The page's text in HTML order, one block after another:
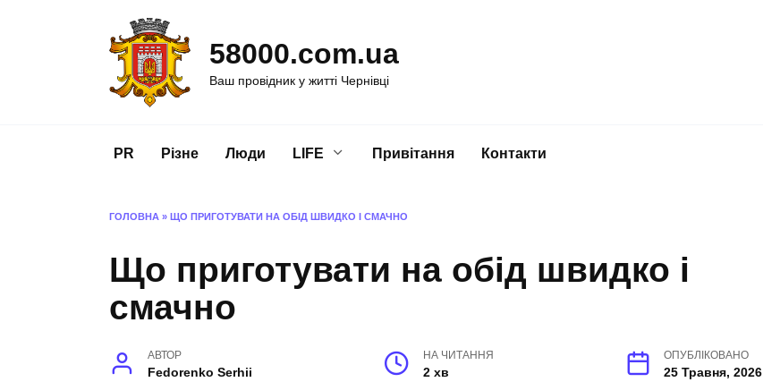
58000.com.ua
Ваш провідник у житті Чернівці
PR Різне Люди LIFE Привітання Контакти
ГОЛОВНА » ЩО ПРИГОТУВАТИ НА ОБІД ШВИДКО І СМАЧНО
Що приготувати на обід швидко і
смачно
АВТОР
Fedorenko Serhii
НА ЧИТАННЯ
2 хв
ОПУБЛІКОВАНО
25 Травня, 2026